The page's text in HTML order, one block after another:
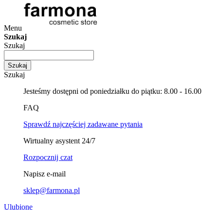
Menu
Szukaj
Szukaj
Szukaj
Szukaj
Jesteśmy dostępni od poniedziałku do piątku: 8.00 - 16.00
FAQ
Sprawdź najczęściej zadawane pytania
Wirtualny asystent 24/7
Rozpocznij czat
Napisz e-mail
sklep@farmona.pl
Ulubione